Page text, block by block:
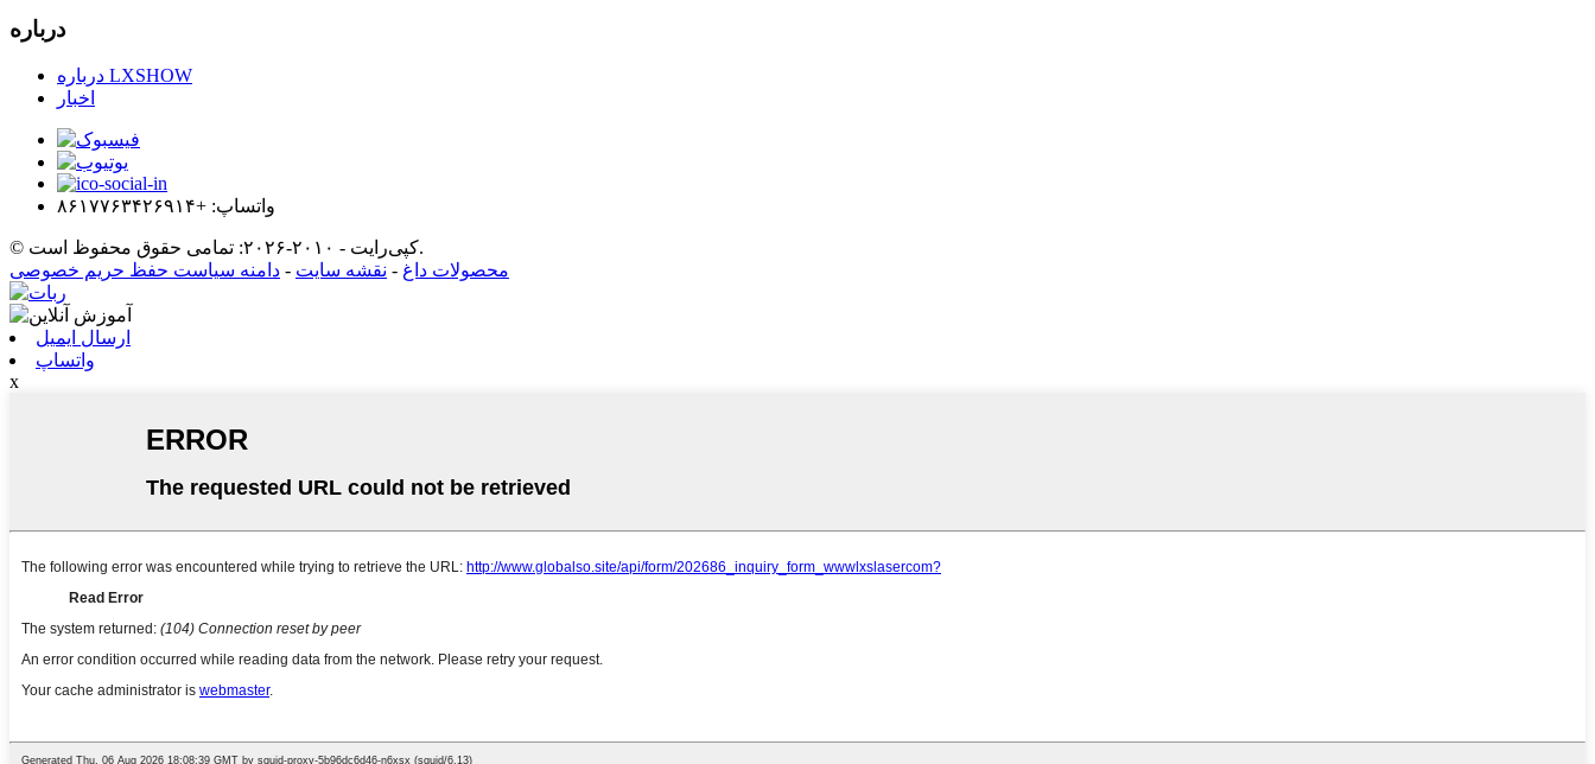
درباره
درباره LXSHOW
اخبار
واتساپ: +۸۶۱۷۷۶۳۴۲۶۹۱۴
© کپی‌رایت - ۲۰۱۰-۲۰۲۶: تمامی حقوق محفوظ است.
محصولات داغ - نقشه سایت - دامنه سیاست حفظ حریم خصوصی
ارسال ایمیل
واتساپ
x